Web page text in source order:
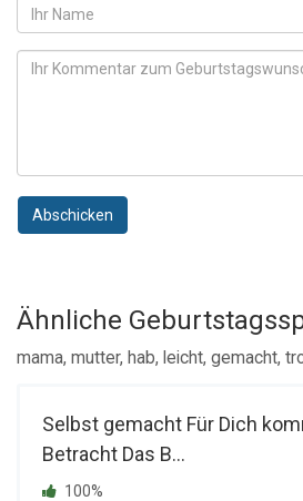
Abschicken
Ähnliche
mama, mutter, hab, leicht, gemacht,
Selbst gemacht Für Dich
Betracht Das B...
100%